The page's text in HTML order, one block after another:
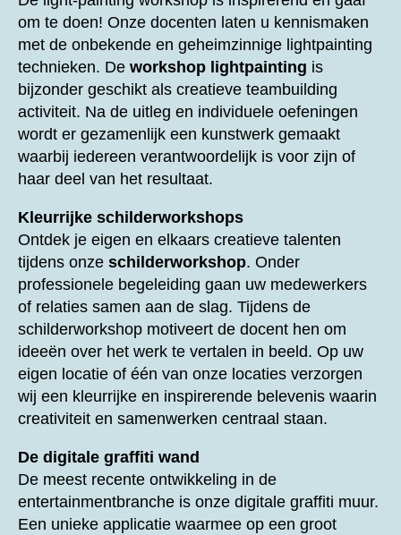
om te doen! Onze docenten laten u kennismaken
met de onbekende en geheimzinnige lightpainting
technieken. De workshop lightpainting is
bijzonder geschikt als creatieve teambuilding
activiteit. Na de uitleg en individuele oefeningen
wordt er gezamenlijk een kunstwerk gemaakt
waarbij iedereen verantwoordelijk is voor zijn of
haar deel van het resultaat.
Kleurrijke schilderworkshops
Ontdek je eigen en elkaars creatieve talenten
tijdens onze schilderworkshop. Onder
professionele begeleiding gaan uw medewerkers
of relaties samen aan de slag. Tijdens de
schilderworkshop motiveert de docent hen om
ideeën over het werk te vertalen in beeld. Op uw
eigen locatie of één van onze locaties verzorgen
wij een kleurrijke en inspirerende belevenis waarin
creativiteit en samenwerken centraal staan.
De digitale graffiti wand
De meest recente ontwikkeling in de
entertainmentbranche is onze digitale graffiti muur.
Een unieke applicatie waarmee op een groot